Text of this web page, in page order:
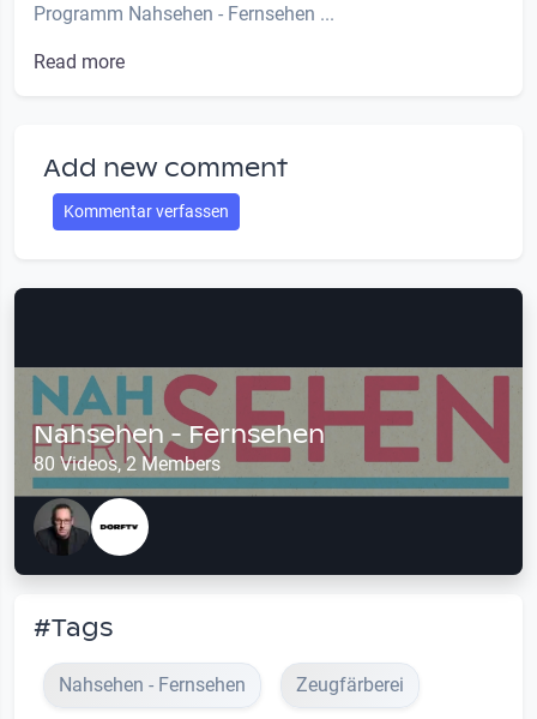
Programm Nahsehen - Fernsehen ...
Read more
Add new comment
Kommentar verfassen
Nahsehen - Fernsehen
80 Videos, 2 Members
#Tags
Nahsehen - Fernsehen Zeugfärberei